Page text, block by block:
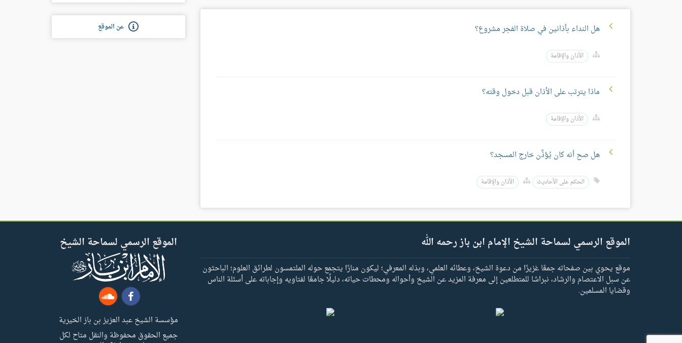
هل النداء بأذانين في صلاة الفجر مشروع؟
الأذان والإقامة
ماذا يترتب على الأذان قبل دخول وقته؟
الأذان والإقامة
هل صح أنه كان يُؤذَّن خارج المسجد؟
الحكم على الأحاديث الأذان والإقامة
عن الموقع
الموقع الرسمي لسماحة الشيخ الإمام ابن باز رحمه الله
موقع يحوي بين صفحاته جمعًا غزيرًا من دعوة الشيخ، وعطائه العلمي، وبذله المعرفي؛ ليكون منارًا يتجمع حوله الملتمسون لطرائق العلوم؛ الباحثون
عن سبل الاعتصام والرشاد، نبراسًا للمتطلعين إلى معرفة المزيد عن الشيخ وأحواله ومحطات حياته، دليلًا جامعًا لفتاويه وإجاباته على أسئلة الناس
وقضايا المسلمين.
الموقع الرسمي لسماحة الشيخ
مؤسسة الشيخ عبد العزيز بن باز الخيرية
جميع الحقوق محفوظة والنقل متاح لكل